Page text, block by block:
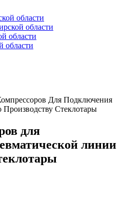
области
области
области
области
Для Подключения
Стеклотары
для
линии